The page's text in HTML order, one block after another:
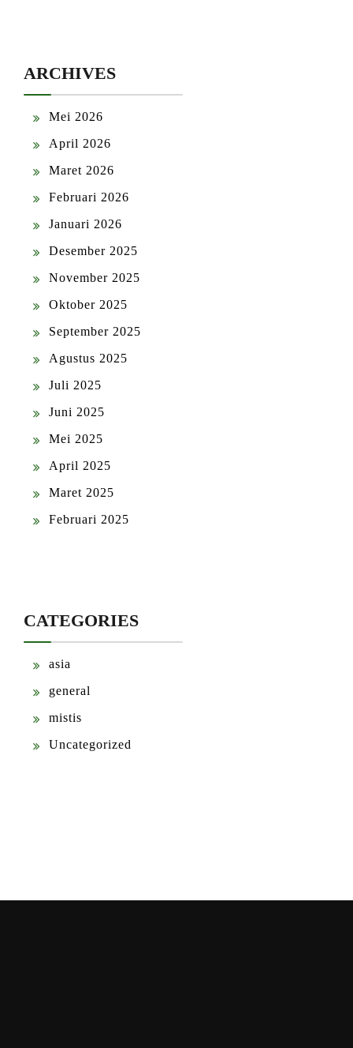
ARCHIVES
Mei 2026
April 2026
Maret 2026
Februari 2026
Januari 2026
Desember 2025
November 2025
Oktober 2025
September 2025
Agustus 2025
Juli 2025
Juni 2025
Mei 2025
April 2025
Maret 2025
Februari 2025
CATEGORIES
asia
general
mistis
Uncategorized